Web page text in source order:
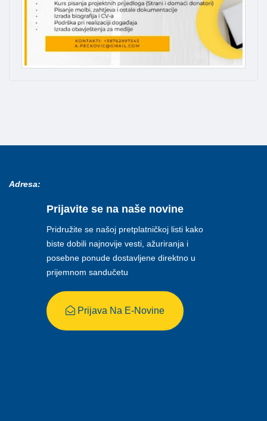
Adresa:
Prijavite se na naše novine
Pridružite se našoj pretplatničkoj listi kako
biste dobili najnovije vesti, ažuriranja i
posebne ponude dostavljene direktno u
prijemnom sandučetu
Prijava Na E-Novine